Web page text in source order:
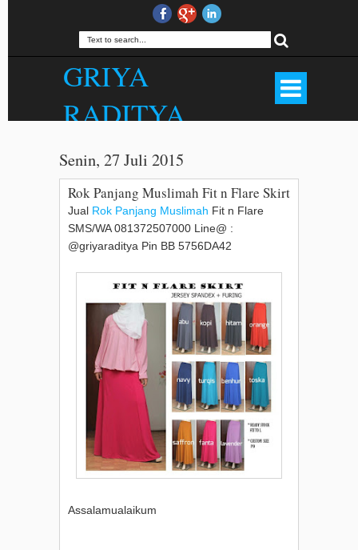
GRIYA
RADITYA
Kerudung, Mukena, Dll. Kualitas Butik
Harga Menarik. . WA 081372507000.
Senin, 27 Juli 2015
Rok Panjang Muslimah Fit n Flare Skirt
Jual Rok Panjang Muslimah Fit n Flare
SMS/WA 081372507000 Line@ :
@griyaraditya Pin BB 5756DA42
Assalamualaikum